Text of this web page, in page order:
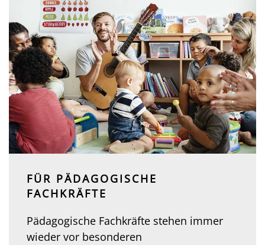
FÜR PÄDAGOGISCHE
FACHKRÄFTE
Pädagogische Fachkräfte stehen immer
wieder vor besonderen